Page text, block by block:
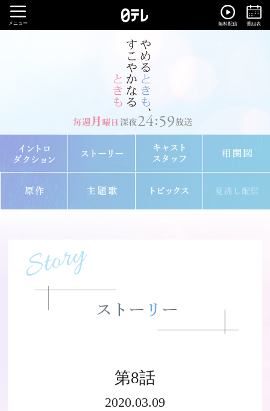
メニュー 無料配信 番組表
第8話
2020.03.09